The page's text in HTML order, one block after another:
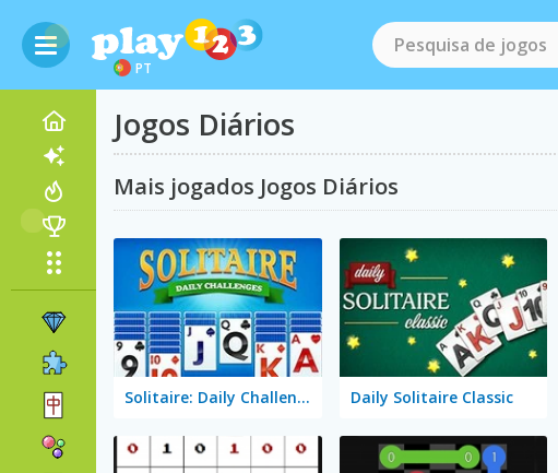
PT
Jogos Diários
Mais jogados Jogos Diários
Solitaire: Daily Challenge Daily Solitaire Classic